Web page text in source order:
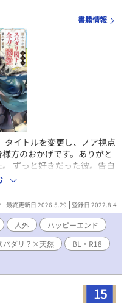
書籍情報
タイトルを変更し、ノア視点
方のおかげです。ありがと
ずっと好きだった彼。告白
にデキ婚した。 悲しさと虚
連日迷宮に潜ってはポーシ
をかけてきたのはＳランク
誰でも妊娠出来ます。人族
中に出産表現はありませ
すがバース性はありませ
ます） 不定期更新です。 Ｒ
最終更新日 2026.5.29 登録日 2022.8.4
人外
ハッピーエンド
パダリ？×天然
BL・R18
15